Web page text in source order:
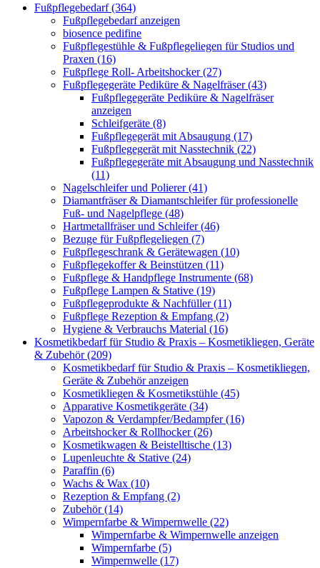
Fußpflegebedarf (364)
Fußpflegebedarf anzeigen
biosence pedifine
Fußpflegestühle & Fußpflegeliegen für Studios und
Praxen (16)
Fußpflege Roll- Arbeitshocker (27)
Fußpflegegeräte Pediküre & Nagelfräser (43)
Fußpflegegeräte Pediküre & Nagelfräser
anzeigen
Schleifgeräte (8)
Fußpflegegerät mit Absaugung (17)
Fußpflegegerät mit Nasstechnik (22)
Fußpflegegeräte mit Absaugung und Nasstechnik
(11)
Nagelschleifer und Polierer (41)
Diamantfräser & Diamantschleifer für professionelle
Fuß- und Nagelpflege (48)
Hartmetallfräser und Schleifer (46)
Bezuge für Fußpflegeliegen (7)
Fußpflegeschrank & Gerätewagen (10)
Fußpflegekoffer & Beinstützen (11)
Fußpflege & Handpflege Instrumente (68)
Fußpflege Lampen & Stative (19)
Fußpflegeprodukte & Nachfüller (11)
Fußpflege Rezeption & Empfang (2)
Hygiene & Verbrauchs Material (16)
Kosmetikbedarf für Studio & Praxis – Kosmetikliegen, Geräte
& Zubehör (209)
Kosmetikbedarf für Studio & Praxis – Kosmetikliegen,
Geräte & Zubehör anzeigen
Kosmetikliegen & Kosmetikstühle (45)
Apparative Kosmetikgeräte (34)
Vapozon & Verdampfer/Bedampfer (16)
Arbeitshocker & Rollhocker (26)
Kosmetikwagen & Beistelltische (13)
Lupenleuchte & Stative (24)
Paraffin (6)
Wachs & Wax (10)
Rezeption & Empfang (2)
Zubehör (14)
Wimpernfarbe & Wimpernwelle (22)
Wimpernfarbe & Wimpernwelle anzeigen
Wimpernfarbe (5)
Wimpernwelle (17)